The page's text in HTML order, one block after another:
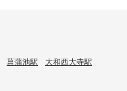
菖蒲池駅
大和西大寺駅